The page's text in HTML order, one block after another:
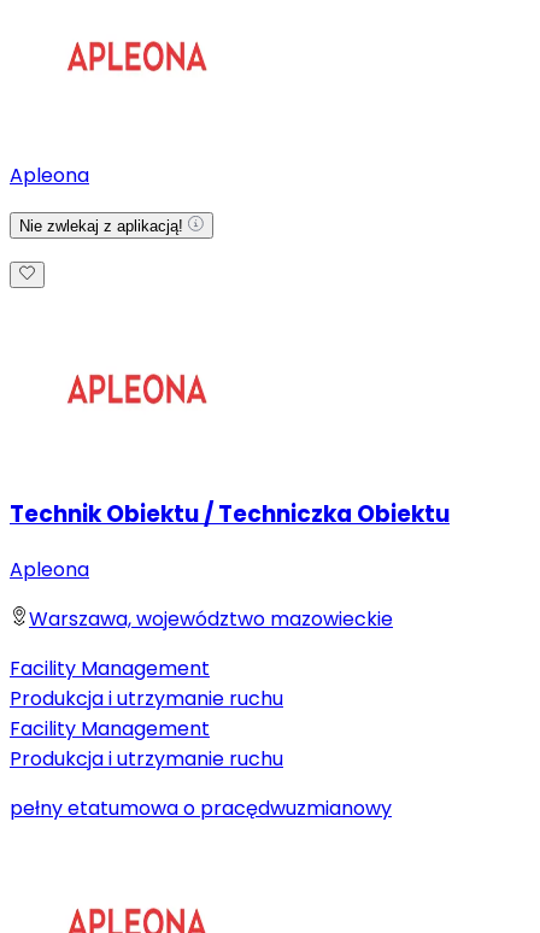
Apleona
Nie zwlekaj z aplikacją!
Technik Obiektu / Techniczka Obiektu
Apleona
Warszawa, województwo mazowieckie
Facility Management
Produkcja i utrzymanie ruchu
Facility Management
Produkcja i utrzymanie ruchu
pełny etatumowa o pracędwuzmianowy